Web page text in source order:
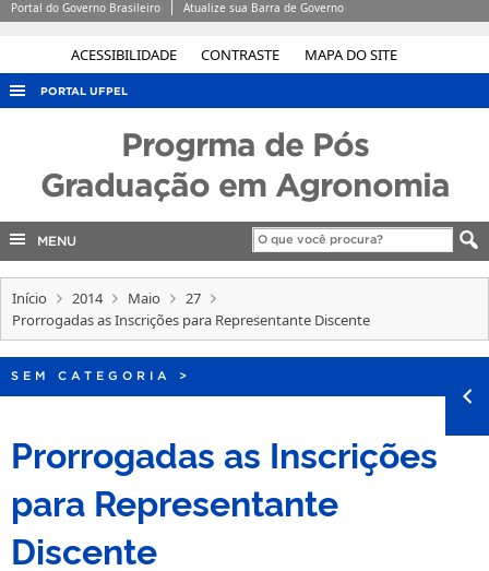
ACESSIBILIDADE CONTRASTE MAPA DO SITE
Portal do Governo Brasileiro Atualize sua Barra de Governo
PORTAL UFPEL
CONCURSOS
EDITAIS
INTERNACIONAL
Progrma de Pós
Graduação em Agronomia
MENU
Início 2014 Maio
27
Prorrogadas as Inscrições para Representante Discente
SEM CATEGORIA >
Prorrogadas as Inscrições
para Representante
Discente